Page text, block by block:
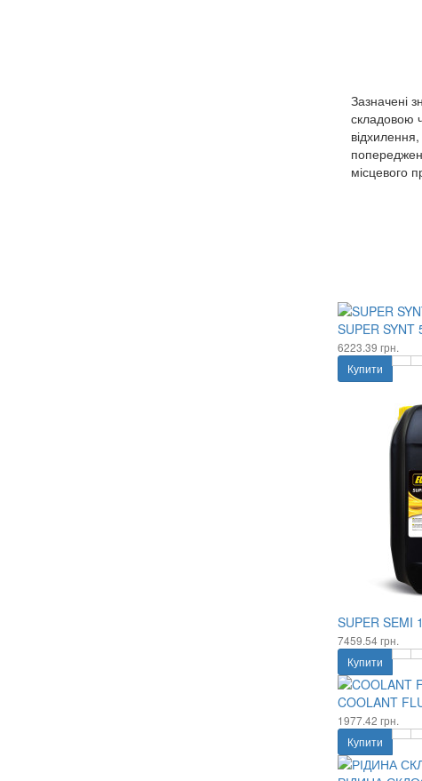
Зазначені
складовою
місцевого
SUPER SYNT
6223.39 грн.
Купити
SUPER SEMI
7459.54 грн.
Купити
COOLANT
1977.42 грн.
Купити